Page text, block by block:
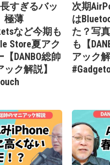
すぎるバッ
極薄
など今期も
Store夏アク
DANBO総帥
ク解説】
次期
は
た？写
も【
アック